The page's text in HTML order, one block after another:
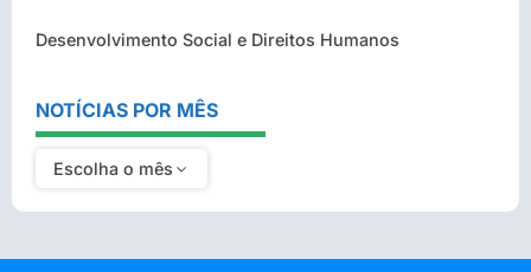
Desenvolvimento Social e Direitos Humanos
NOTÍCIAS POR MÊS
Escolha o mês